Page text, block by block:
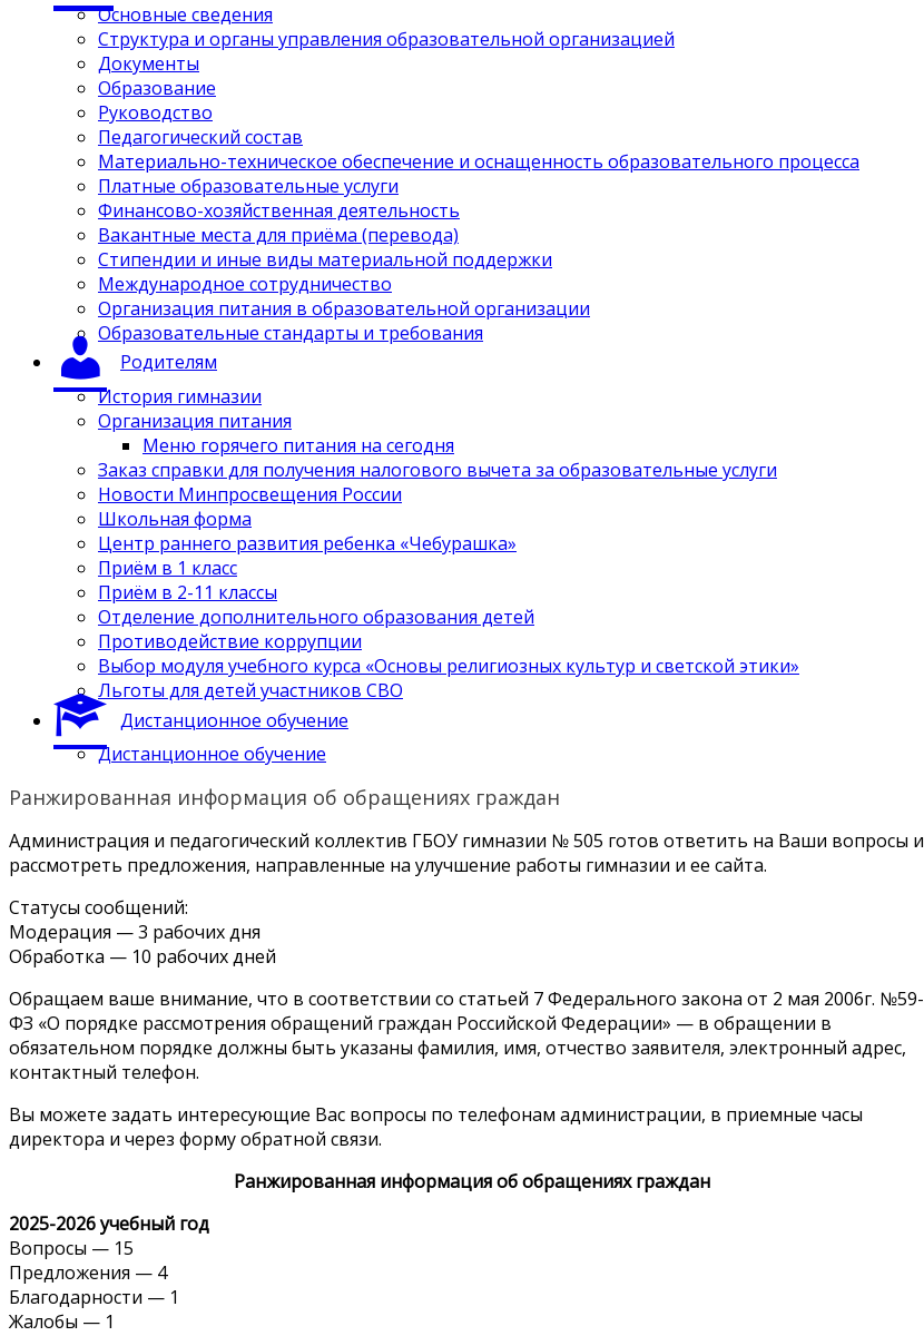
Основные сведения
Структура и органы управления образовательной организацией
Документы
Образование
Руководство
Педагогический состав
Материально-техническое обеспечение и оснащенность образовательного процесса
Платные образовательные услуги
Финансово-хозяйственная деятельность
Вакантные места для приёма (перевода)
Стипендии и иные виды материальной поддержки
Международное сотрудничество
Организация питания в образовательной организации
Образовательные стандарты и требования
Родителям
История гимназии
Организация питания
Меню горячего питания на сегодня
Заказ справки для получения налогового вычета за образовательные услуги
Новости Минпросвещения России
Школьная форма
Центр раннего развития ребенка «Чебурашка»
Приём в 1 класс
Приём в 2-11 классы
Отделение дополнительного образования детей
Противодействие коррупции
Выбор модуля учебного курса «Основы религиозных культур и светской этики»
Льготы для детей участников СВО
Дистанционное обучение
Дистанционное обучение
Ранжированная информация об обращениях граждан
Администрация и педагогический коллектив ГБОУ гимназии № 505 готов ответить на Ваши вопросы и
рассмотреть предложения, направленные на улучшение работы гимназии и ее сайта.
Статусы сообщений:
Модерация — 3 рабочих дня
Обработка — 10 рабочих дней
Обращаем ваше внимание, что в соответствии со статьей 7 Федерального закона от 2 мая 2006г. №59-
ФЗ «О порядке рассмотрения обращений граждан Российской Федерации» — в обращении в
обязательном порядке должны быть указаны фамилия, имя, отчество заявителя, электронный адрес,
контактный телефон.
Вы можете задать интересующие Вас вопросы по телефонам администрации, в приемные часы
директора и через форму обратной связи.
Ранжированная информация об обращениях граждан
2025-2026 учебный год
Вопросы — 15
Предложения — 4
Благодарности — 1
Жалобы — 1